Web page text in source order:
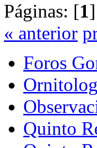
Páginas: [1
« anterior
Foros
Quinto